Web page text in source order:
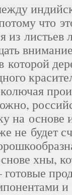
что
из листьев
которой
на основе
не будет
хны,
и